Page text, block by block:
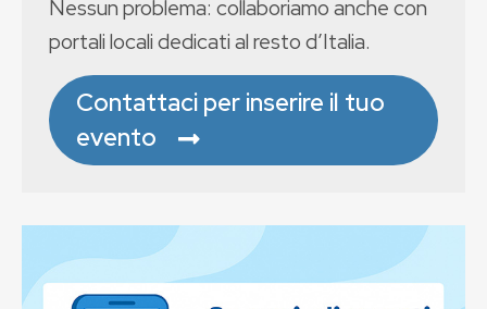
Nessun problema: collaboriamo anche con
portali locali dedicati al resto d’Italia.
Contattaci per inserire il tuo
evento